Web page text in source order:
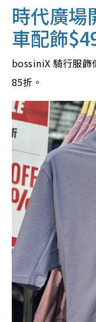
時代廣場
車配飾
bossiniX 騎行服飾
85折。